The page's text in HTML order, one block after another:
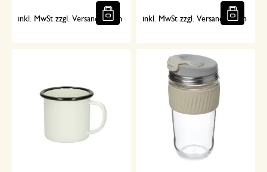
inkl. MwSt zzgl. Versandkosten inkl. MwSt zzgl. Versandkosten